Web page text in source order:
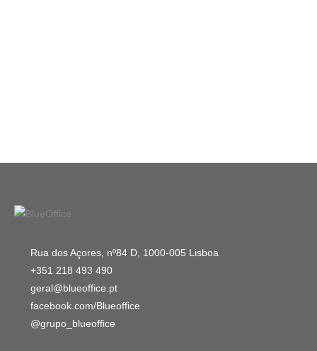
Rua dos Açores, nº84 D, 1000-005 Lisboa
+351 218 493 490
geral@blueoffice.pt
facebook.com/Blueoffice
@grupo_blueoffice